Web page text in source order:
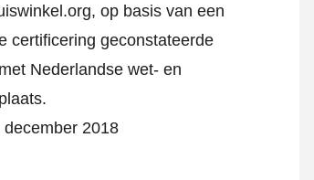
op basis van een
certificering geconstateerde
Nederlandse wet- en
2018